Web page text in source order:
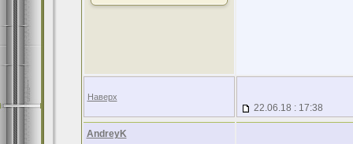
Наверх
22.06.18 : 17:38
AndreyK